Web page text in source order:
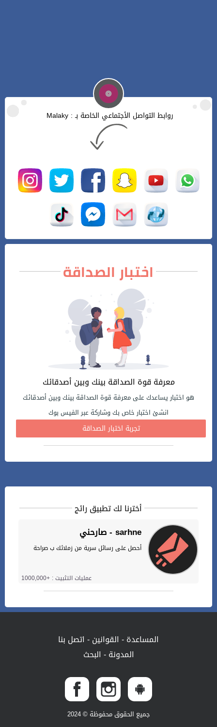
روابط التواصل الأجتماعي الخاصة بـ : Malaky
اختبار الصداقة
معرفة قوة الصداقة بينك وبين أصدقائك
هو اختبار يساعدك على معرفة قوة الصداقة بينك وبين أصدقائك
انشئ اختبار خاص بك وشاركة عبر الفيس بوك
تجربة اختبار الصداقة
أخترنا لك تطبيق رائج
صارحني - sarhne
أحصل على رسائل سرية من زملائك ب صراحة
عمليات التثبيت : +1000,000
المساعدة- القوانين- اتصل بنا
المدونة- البحث
جميع الحقوق محفوظة © 2024